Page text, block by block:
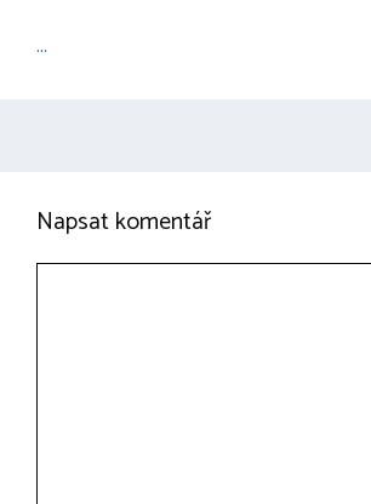
...
Napsat komentář